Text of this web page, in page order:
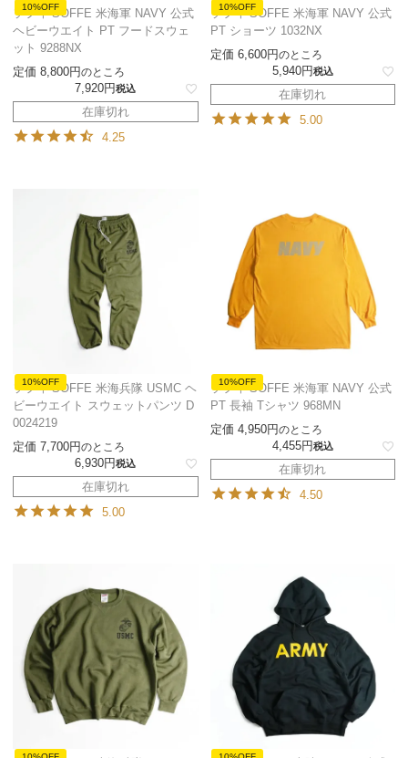
10%OFF
ソフィ SOFFE 米海軍 NAVY 公式
ヘビーウエイト PT フードスウェ
ット 9288NX
定価 8,800 のところ
7,920 税込
在庫切れ
4.25
10%OFF
ソフィ SOFFE 米海軍 NAVY 公式
PT ショーツ 1032NX
定価 6,600 のところ
5,940 税込
在庫切れ
5.00
10%OFF
ソフィ SOFFE 米海兵隊 USMC ヘ
ビーウエイト スウェットパンツ D
0024219
定価 7,700 のところ
6,930 税込
在庫切れ
5.00
10%OFF
ソフィ SOFFE 米海軍 NAVY 公式
PT 長袖 Tシャツ 968MN
定価 4,950 のところ
4,455 税込
在庫切れ
4.50